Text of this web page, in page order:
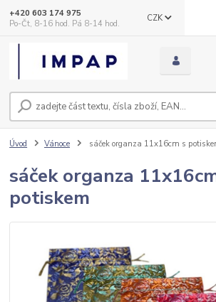
CZK
+420 603 174 975
Po-Čt, 8-16 hod. Pá 8-14 hod.
Úvod Vánoce sáček organza 11x16cm s
sáček organza
potiskem